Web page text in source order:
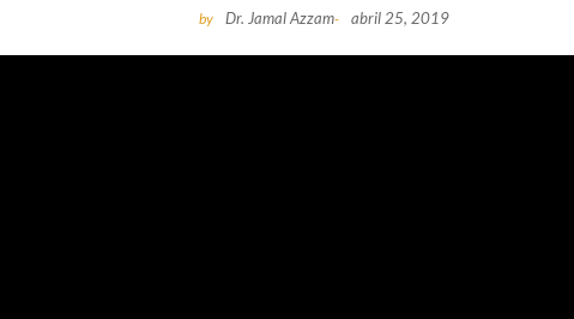
by Dr. Jamal Azzam- abril 25, 2019